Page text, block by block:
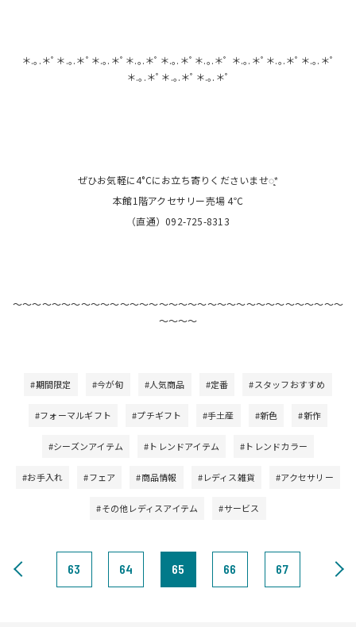
＊.｡.＊ﾟ＊.｡.＊ﾟ＊.｡.＊ﾟ＊.｡.＊ﾟ＊.｡.＊ﾟ＊.｡.＊ﾟ ＊.｡.＊ﾟ＊.｡.＊ﾟ＊.｡.＊ﾟ
＊.｡.＊ﾟ＊.｡.＊ﾟ＊.｡.＊ﾟ
ぜひお気軽に4°Cにお立ち寄りくださいませ◌̥*̣
本館1階アクセサリー売場 4℃
（直通）092-725-8313
〜〜〜〜〜〜〜〜〜〜〜〜〜〜〜〜〜〜〜〜〜〜〜〜〜〜〜〜〜〜〜〜〜〜
〜〜〜〜
#期間限定 #今が旬 #人気商品 #定番 #スタッフおすすめ
#フォーマルギフト #プチギフト #手土産 #新色 #新作
#シーズンアイテム #トレンドアイテム #トレンドカラー
#お手入れ #フェア #商品情報 #レディス雑貨 #アクセサリー
#その他レディスアイテム #サービス
63 64 65 66 67